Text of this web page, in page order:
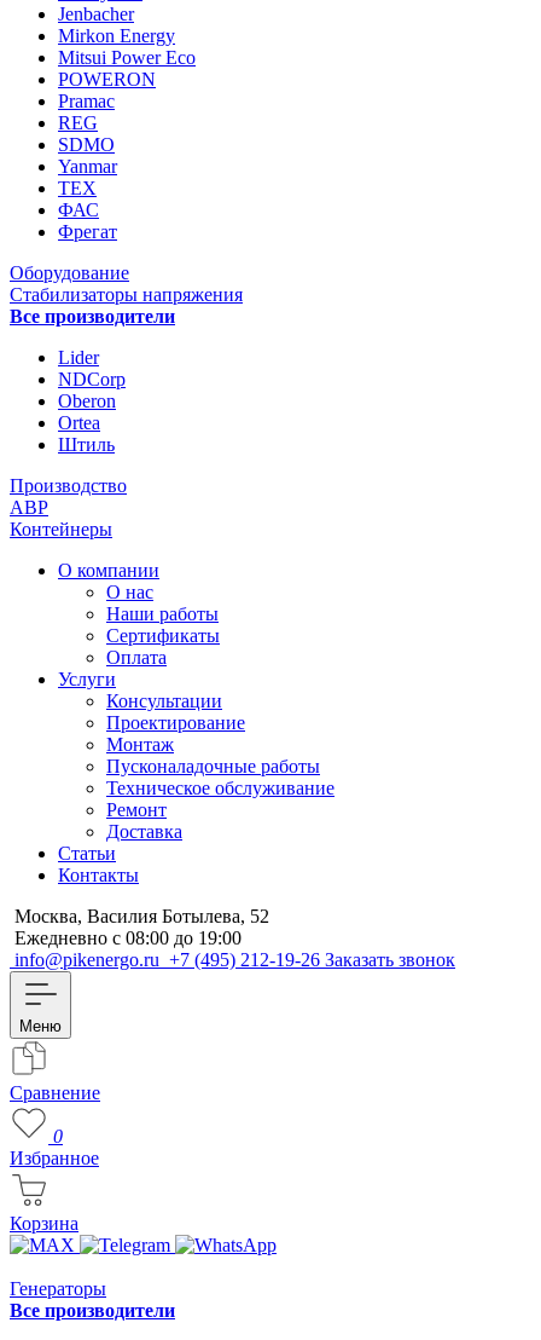
Jenbacher
Mirkon Energy
Mitsui Power Eco
POWERON
Pramac
REG
SDMO
Yanmar
ТЕХ
ФАС
Фрегат
Оборудование
Стабилизаторы напряжения
Все производители
Lider
NDCorp
Oberon
Ortea
Штиль
Производство
АВР
Контейнеры
О компании
О нас
Наши работы
Сертификаты
Оплата
Услуги
Консультации
Проектирование
Монтаж
Пусконаладочные работы
Техническое обслуживание
Ремонт
Доставка
Статьи
Контакты
Москва, Василия Ботылева, 52
Ежедневно с 08:00 до 19:00
info@pikenergo.ru +7 (495) 212-19-26 Заказать звонок
Меню
Сравнение
0
Избранное
Корзина
Генераторы
Все производители